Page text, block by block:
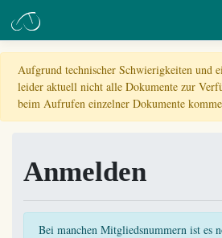
Aufgrund technischer Schwierigkeiten und
leider aktuell nicht alle Dokumente zur
beim Aufrufen einzelner Dokumente
Anmelden
Bei manchen Mitgliedsnummern ist es